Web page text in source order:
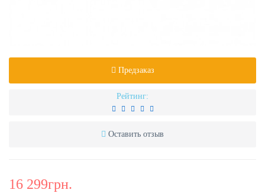
Предзаказ
Рейтинг:
Оставить отзыв
16 299грн.